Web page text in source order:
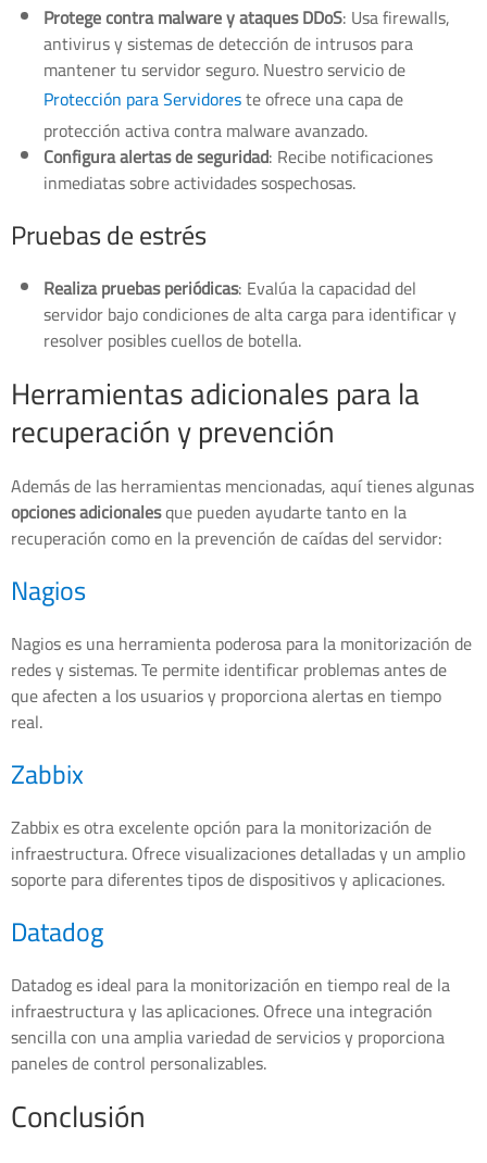
Protege contra malware y ataques DDoS: Usa firewalls,
antivirus y sistemas de detección de intrusos para
mantener tu servidor seguro. Nuestro servicio de
Protección para Servidoreste ofrece una capa de
protección activa contra malware avanzado.
Configura alertas de seguridad: Recibe notificaciones
inmediatas sobre actividades sospechosas.
Pruebas de estrés
Realiza pruebas periódicas: Evalúa la capacidad del
servidor bajo condiciones de alta carga para identificar y
resolver posibles cuellos de botella.
Herramientas adicionales para la
recuperación y prevención
Además de las herramientas mencionadas, aquí tienes algunas
opciones adicionalesque pueden ayudarte tanto en la
recuperación como en la prevención de caídas del servidor:
Nagios
Nagios es una herramienta poderosa para la monitorización de
redes y sistemas. Te permite identificar problemas antes de
que afecten a los usuarios y proporciona alertas en tiempo
real.
Zabbix
Zabbix es otra excelente opción para la monitorización de
infraestructura. Ofrece visualizaciones detalladas y un amplio
soporte para diferentes tipos de dispositivos y aplicaciones.
Datadog
Datadog es ideal para la monitorización en tiempo real de la
infraestructura y las aplicaciones. Ofrece una integración
sencilla con una amplia variedad de servicios y proporciona
paneles de control personalizables.
Conclusión